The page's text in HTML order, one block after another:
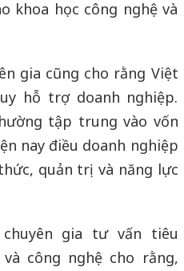
khoa học công nghệ và
gia cũng cho rằng Việt
hỗ trợ doanh nghiệp.
tập trung vào vốn
nay điều doanh nghiệp
quản trị và năng lực
gia tư vấn tiêu
công nghệ cho rằng,